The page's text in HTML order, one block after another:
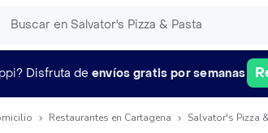
Disfruta de envíos gratis por semanas
Restaurantes en Cartagena Salvator's Pizza